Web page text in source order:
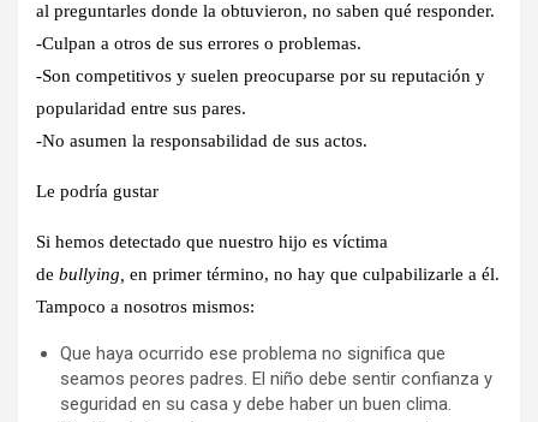
al preguntarles donde la obtuvieron, no saben qué responder.
-Culpan a otros de sus errores o problemas.
-Son competitivos y suelen preocuparse por su reputación y
popularidad entre sus pares.
-No asumen la responsabilidad de sus actos.
Le podría gustar
Si hemos detectado que nuestro hijo es víctima
de bullying, en primer término, no hay que culpabilizarle a él.
Tampoco a nosotros mismos:
Que haya ocurrido ese problema no significa que
seamos peores padres. El niño debe sentir confianza y
seguridad en su casa y debe haber un buen clima.